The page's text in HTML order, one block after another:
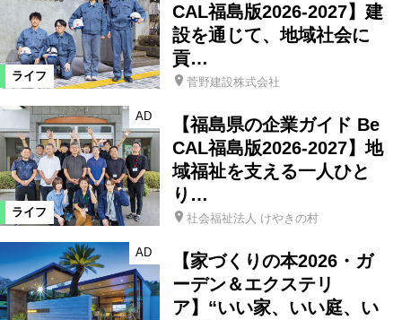
ライフ
CAL福島版2026-2027】建
設を通じて、地域社会に
貢…
菅野建設株式会社
ライフ
AD
【福島県の企業ガイド Be
CAL福島版2026-2027】地
域福祉を支える一人ひと
り…
社会福祉法人 けやきの村
AD
【家づくりの本2026・ガ
ーデン＆エクステリ
ア】“いい家、いい庭、い